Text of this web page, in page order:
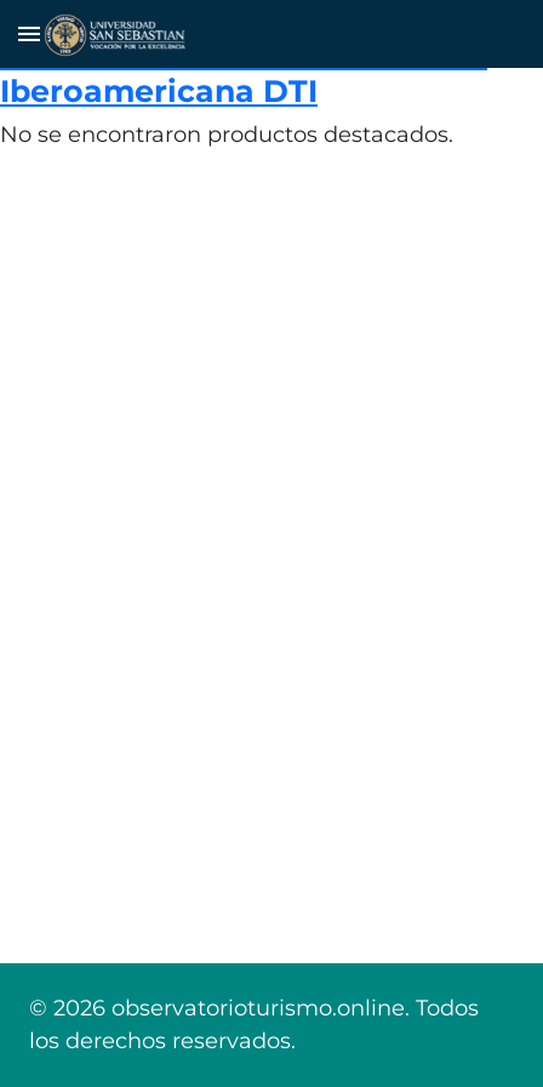
menu
Participación en la 8° Reunión de
la Comisión Plenaria de la Red
Iberoamericana DTI
No se encontraron productos destacados.
© 2026 observatorioturismo.online. Todos
los derechos reservados.